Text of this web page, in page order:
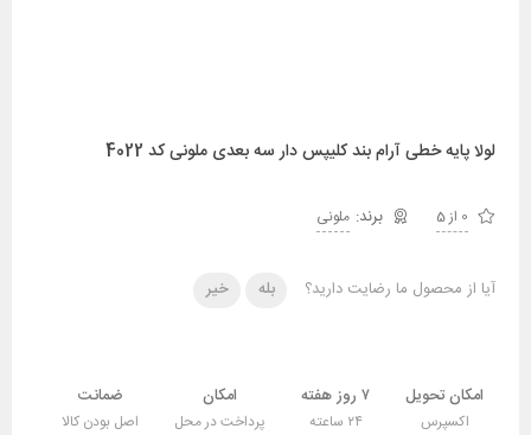
لولا پایه خطی آرام بند کلیپس دار سه بعدی ملونی کد 4022
0 از 5 ملونی
آیا از محصول ما رضایت دارید؟ بله خیر
امکان تحویل
اکسپرس
۷ روز هفته
۲۴ ساعته
امکان
پرداخت در محل
ضمانت
اصل بودن کالا